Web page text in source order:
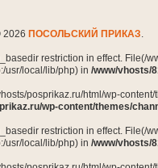
ПОСОЛЬСКИЙ ПРИКАЗ.
restriction in effect. File(/
usr/local/lib/php) in /www/vhosts/
posprikaz.ru/html/wp-
wp-content/themes/
restriction in effect. File(/
usr/local/lib/php) in /www/vhosts/